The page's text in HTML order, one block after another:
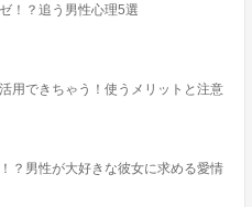
！？追う男性心理5選
用できちゃう！使うメリットと注意
？男性が大好きな彼女に求める愛情